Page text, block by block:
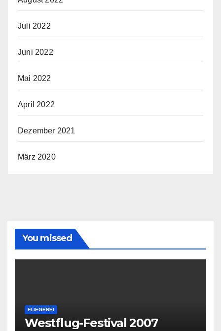
Juli 2022
Juni 2022
Mai 2022
April 2022
Dezember 2021
März 2020
You missed
FLIEGEREI
Westflug-Festival 2007